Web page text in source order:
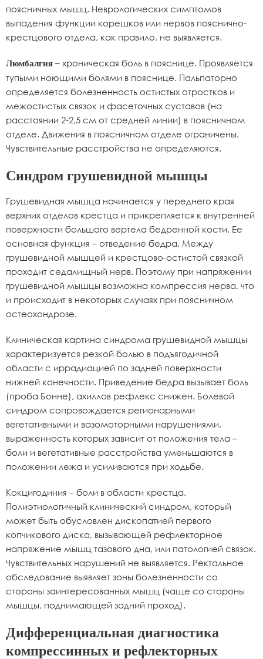
поясничных мышц. Неврологических симптомов
выпадения функции корешков или нервов пояснично-
крестцового отдела, как правило, не выявляется.
Люмбалгия – хроническая боль в пояснице. Проявляется
тупыми ноющими болями в пояснице. Пальпаторно
определяется болезненность остистых отростков и
межостистых связок и фасеточных суставов (на
расстоянии 2-2,5 см от средней линии) в поясничном
отделе. Движения в поясничном отделе ограничены.
Чувствительные расстройства не определяются.
Синдром грушевидной мышцы
Грушевидная мышца начинается у переднего края
верхних отделов крестца и прикрепляется к внутренней
поверхности большого вертела бедренной кости. Ее
основная функция – отведение бедра. Между
грушевидной мышцей и крестцово-остистой связкой
проходит седалищный нерв. Поэтому при напряжении
грушевидной мышцы возможна компрессия нерва, что
и происходит в некоторых случаях при поясничном
остеохондрозе.
Клиническая картина синдрома грушевидной мышцы
характеризуется резкой болью в подъягодичной
области с иррадиацией по задней поверхности
нижней конечности. Приведение бедра вызывает боль
(проба Бонне), ахиллов рефлекс снижен. Болевой
синдром сопровождается регионарными
вегетативными и вазомоторными нарушениями,
выраженность которых зависит от положения тела –
боли и вегетативные расстройства уменьшаются в
положении лежа и усиливаются при ходьбе.
Кокцигодиния – боли в области крестца.
Полиэтиологичный клинический синдром, который
может быть обусловлен дископатией первого
копчикового диска, вызывающей рефлекторное
напряжение мышц тазового дна, или патологией связок.
Чувствительных нарушений не выявляется. Ректальное
обследование выявляет зоны болезненности со
стороны заинтересованных мышц (чаще со стороны
мышцы, поднимающей задний проход).
Дифференциальная диагностика
компрессинных и рефлекторных